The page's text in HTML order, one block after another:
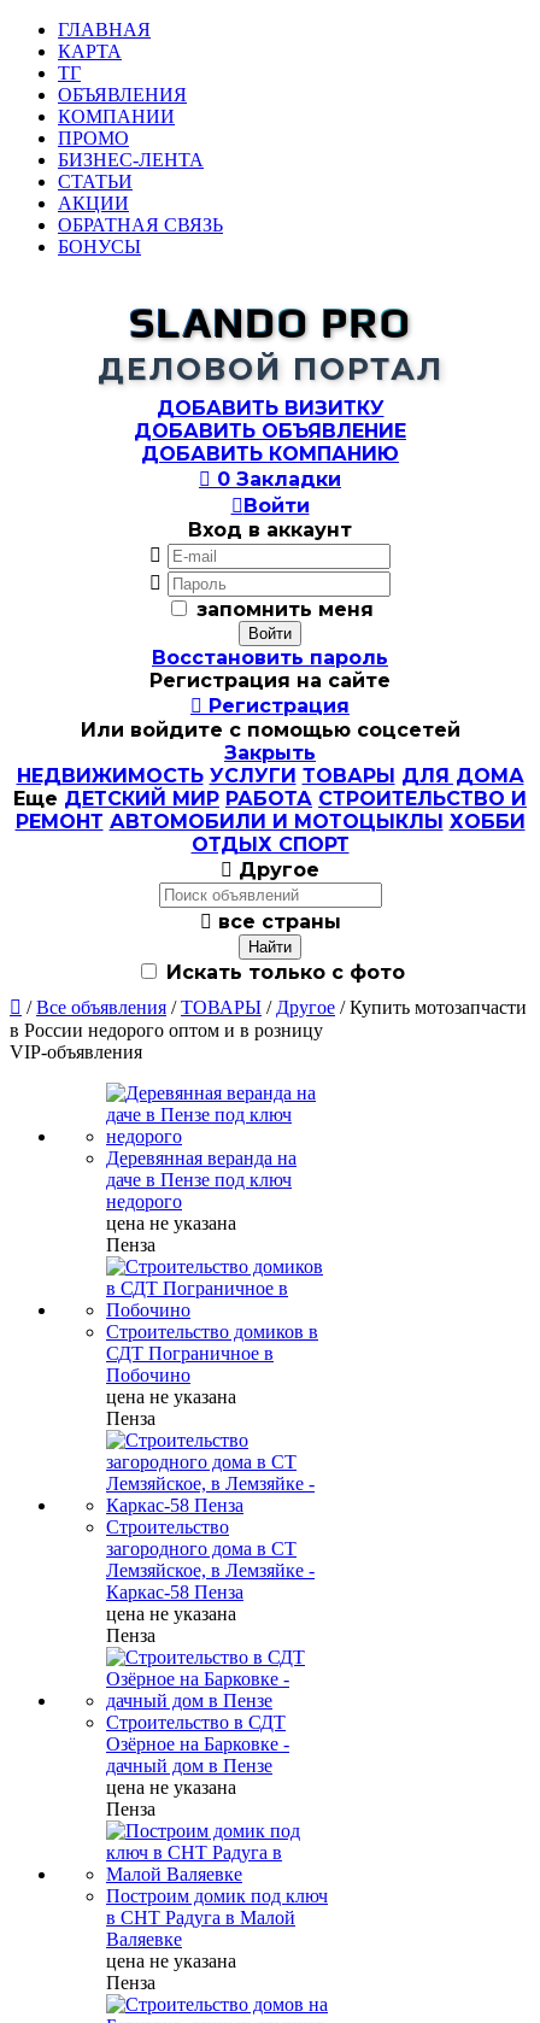
ГЛАВНАЯ
КАРТА
ТГ
ОБЪЯВЛЕНИЯ
КОМПАНИИ
ПРОМО
БИЗНЕС-ЛЕНТА
СТАТЬИ
АКЦИИ
ОБРАТНАЯ СВЯЗЬ
БОНУСЫ
SLANDO PRO
ДЕЛОВОЙ ПОРТАЛ
ДОБАВИТЬ ВИЗИТКУ
ДОБАВИТЬ ОБЪЯВЛЕНИЕ
ДОБАВИТЬ КОМПАНИЮ
 0 Закладки
Войти
Вход в аккаунт


запомнить меня
Восстановить пароль
Регистрация на сайте
 Регистрация
Или войдите с помощью соцсетей
Закрыть
НЕДВИЖИМОСТЬ УСЛУГИ ТОВАРЫ ДЛЯ ДОМА
Еще ДЕТСКИЙ МИР РАБОТА СТРОИТЕЛЬСТВО И
РЕМОНТ АВТОМОБИЛИ И МОТОЦЫКЛЫ ХОББИ
ОТДЫХ СПОРТ
 Другое
 все страны
Искать только с фото
 /Все объявления /ТОВАРЫ / Другое / Купить мотозапчасти
в России недорого оптом и в розницу
VIP-объявления
Деревянная веранда на
даче в Пензе под ключ
недорого
цена не указана
Пенза
Строительство домиков в
СДТ Пограничное в
Побочино
цена не указана
Пенза
Строительство
загородного дома в СТ
Лемзяйское, в Лемзяйке -
Каркас-58 Пенза
цена не указана
Пенза
Строительство в СДТ
Озёрное на Барковке -
дачный дом в Пензе
цена не указана
Пенза
Построим домик под ключ
в СНТ Радуга в Малой
Валяевке
цена не указана
Пенза